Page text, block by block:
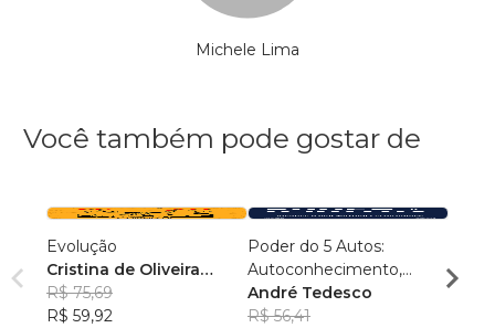
Michele Lima
Você também pode gostar de
Evolução
Cristina de Oliveira
Leopoldino Rodrigues
R$ 75,69
R$ 59,92
Poder do 5 Autos:
Autoconhecimento,
Autocontrole,
Autoestima,
André Tedesco
R$ 56,41
R$